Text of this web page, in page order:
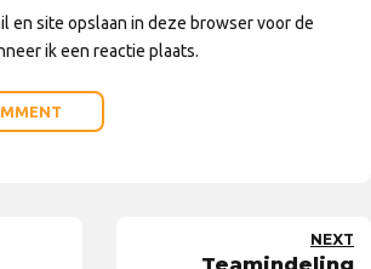
en site opslaan in deze browser voor de
ik een reactie plaats.
NEXT